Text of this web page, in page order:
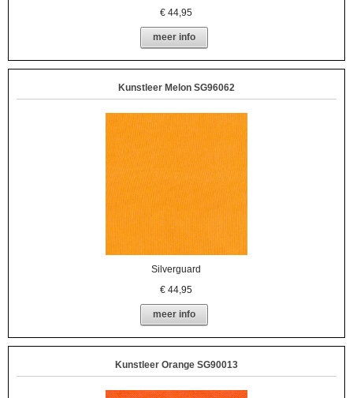
€44,95
meer info
Kunstleer Melon SG96062
Silverguard
€44,95
meer info
Kunstleer Orange SG90013